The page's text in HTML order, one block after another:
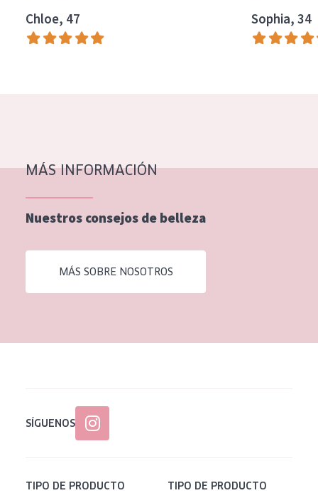
Essentials
Lift+
Piel normal y seca
Piel mixata o grasa
Piel madura
Piel expuesta al sol
Piel menopáusica
Todas las edades
Chloe, 47 Sophia, 34
MÁS INFORMACIÓN
Nuestros consejos de belleza
MÁS SOBRE NOSOTROS
SÍGUENOS
TIPO DE PRODUCTO TIPO DE PRODUCTO